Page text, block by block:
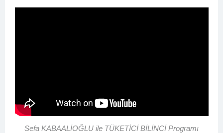
Sefa KABAALİOĞLU ile TÜKETİCİ BİLİNCİ Programı